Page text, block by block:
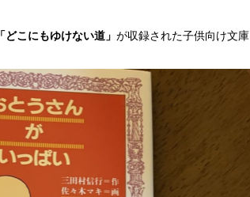
「どこにもゆけない道」 が収録された子供向け文庫